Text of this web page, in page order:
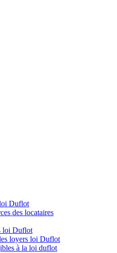
Duflot
des locataires
loi Duflot
loyers loi Duflot
à la loi duflot